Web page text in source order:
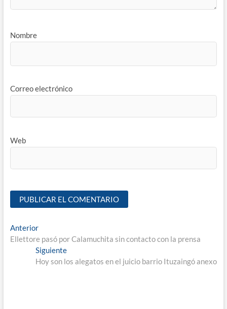
Nombre
Correo electrónico
Web
Anterior
Ellettore pasó por Calamuchita sin contacto con la prensa
Siguiente
Hoy son los alegatos en el juicio barrio Ituzaingó anexo